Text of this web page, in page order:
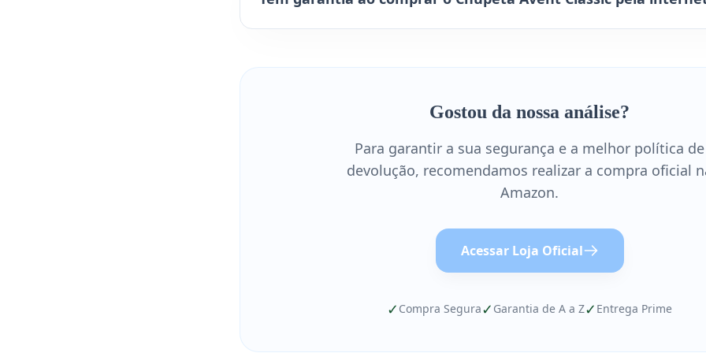
Gostou da nossa análise?
Para garantir a sua segurança e a melhor política de
devolução, recomendamos realizar a compra oficial
Amazon.
Acessar Loja Oficial
✓ Compra Segura✓ Garantia de A a Z✓ Entrega Prime